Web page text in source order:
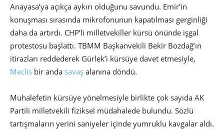
Anayasa’ya açıkça aykırı olduğunu savundu. Emir’in
konuşması sırasında mikrofonunun kapatılması gerginliği
daha da artırdı. CHP’li milletvekiller kürsü önünde işgal
protestosu başlattı. TBMM Başkanvekili Bekir Bozdağ’ın
itirazları reddederek Gürlek’i kürsüye davet etmesiyle,
Meclis bir anda savaş alanına döndü.
Muhalefetin kürsüye yönelmesiyle birlikte çok sayıda AK
Partili milletvekili fiziksel müdahalede bulundu. Sözlü
tartışmaların yerini saniyeler içinde yumruklu kavgalar aldı.